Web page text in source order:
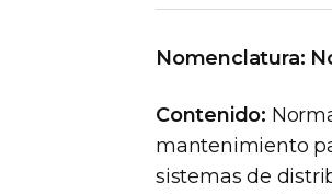
Nomenclatura:
Contenido:
mantenimiento
sistemas de